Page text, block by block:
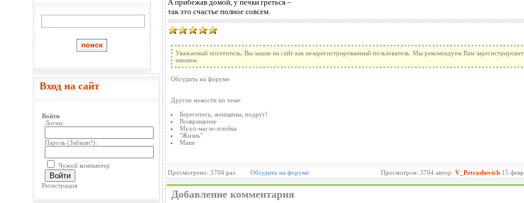
Вход на сайт
Войти
Логин:
Пароль (Забыли?):
Чужой компьютер
Войти
Регистрация
А прибежав домой, у печки греться –
так это счастье полное совсем.
Уважаемый посетитель, Вы зашли на сайт как незарегистрированный пользователь. Мы рекомендуем Вам
именем.
Обсудить на форуме
Другие новости по теме:
Берегитесь, женщины, подруг!
Возвращение
Мухо-масло-плойка
"Жизнь"
Маки
Просмотрено: 3704 раз Обсудить на форуме Просмотров: 3704 автор: V_Petrashevich15
Добавление комментария